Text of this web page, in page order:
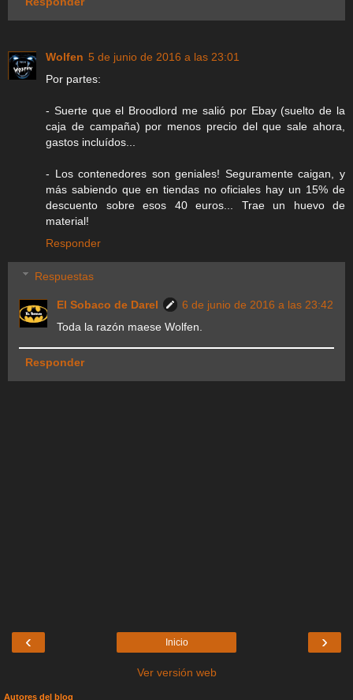
Wolfen 5 de junio de 2016 a las 23:01
Por partes:
- Suerte que el Broodlord me salió por Ebay (suelto de la
caja de campaña) por menos precio del que sale ahora,
gastos incluídos...
- Los contenedores son geniales! Seguramente caigan, y
más sabiendo que en tiendas no oficiales hay un 15% de
descuento sobre esos 40 euros... Trae un huevo de
material!
Responder
Respuestas
El Sobaco de Darel
6 de junio de 2016 a las 23:42
Toda la razón maese Wolfen.
Responder
‹ ›
Inicio
Ver versión web
Autores del blog